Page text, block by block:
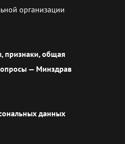
организации
признаки, общая
— Минздрав
данных